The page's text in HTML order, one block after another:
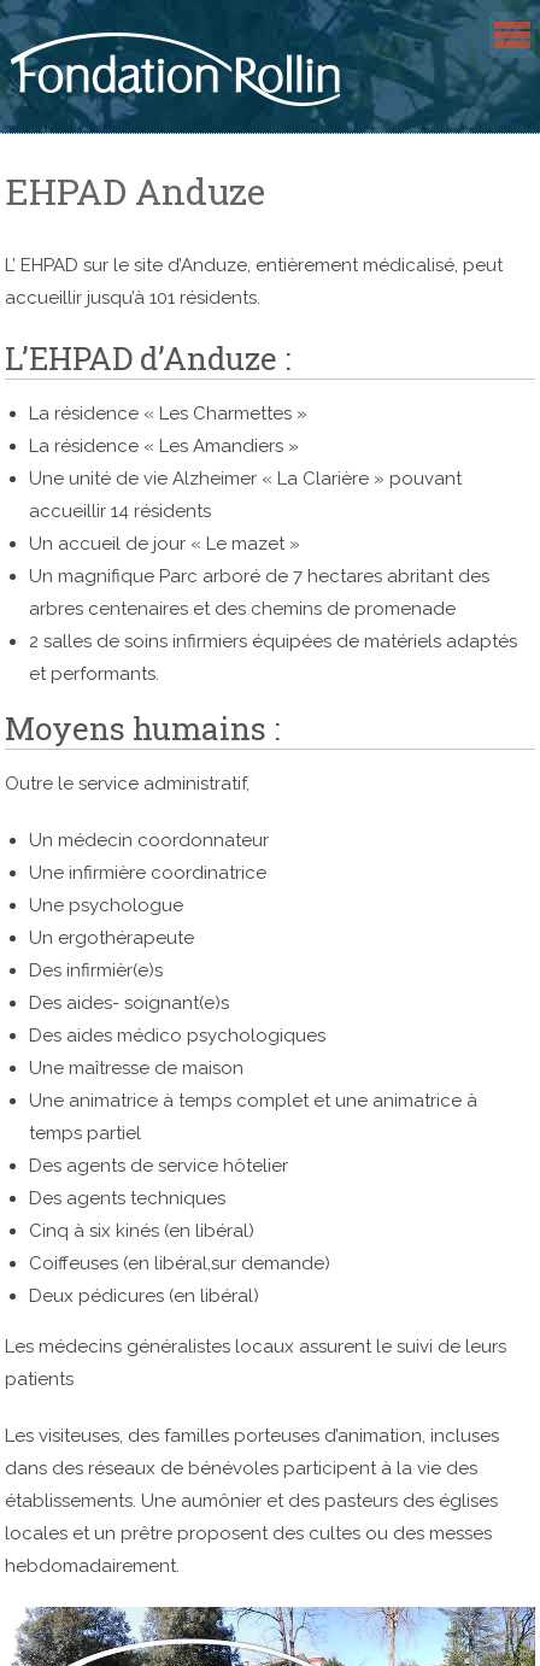
Skip
to
content
EHPAD Anduze
L’ EHPAD sur le site d’Anduze, entièrement médicalisé, peut
accueillir jusqu’à 101 résidents.
L’EHPAD d’Anduze :
La résidence « Les Charmettes »
La résidence « Les Amandiers »
Une unité de vie Alzheimer « La Clarière » pouvant
accueillir 14 résidents
Un accueil de jour « Le mazet »
Un magnifique Parc arboré de 7 hectares abritant des
arbres centenaires et des chemins de promenade
2 salles de soins infirmiers équipées de matériels adaptés
et performants.
Moyens humains :
Outre le service administratif,
Un médecin coordonnateur
Une infirmière coordinatrice
Une psychologue
Un ergothérapeute
Des infirmièr(e)s
Des aides- soignant(e)s
Des aides médico psychologiques
Une maîtresse de maison
Une animatrice à temps complet et une animatrice à
temps partiel
Des agents de service hôtelier
Des agents techniques
Cinq à six kinés (en libéral)
Coiffeuses (en libéral,sur demande)
Deux pédicures (en libéral)
Les médecins généralistes locaux assurent le suivi de leurs
patients
Les visiteuses, des familles porteuses d’animation, incluses
dans des réseaux de bénévoles participent à la vie des
établissements. Une aumônier et des pasteurs des églises
locales et un prêtre proposent des cultes ou des messes
hebdomadairement.